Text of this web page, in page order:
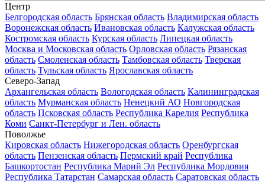
Центр
Белгородская область Брянская область Владимирская область
Воронежская область Ивановская область Калужская область
Костромская область Курская область Липецкая область
Москва и Московская область Орловская область Рязанская
область Смоленская область Тамбовская область Тверская
область Тульская область Ярославская область
Северо-Запад
Архангельская область Вологодская область Калининградская
область Мурманская область Ненецкий АО Новгородская
область Псковская область Республика Карелия Республика
Коми Санкт-Петербург и Лен. область
Поволжье
Кировская область Нижегородская область Оренбургская
область Пензенская область Пермский край Республика
Башкортостан Республика Марий Эл Республика Мордовия
Республика Татарстан Самарская область Саратовская область